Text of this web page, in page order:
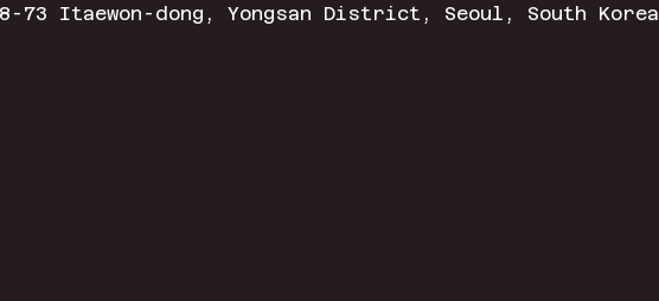
73 Itaewon-dong, Yongsan District, Seoul, South Korea